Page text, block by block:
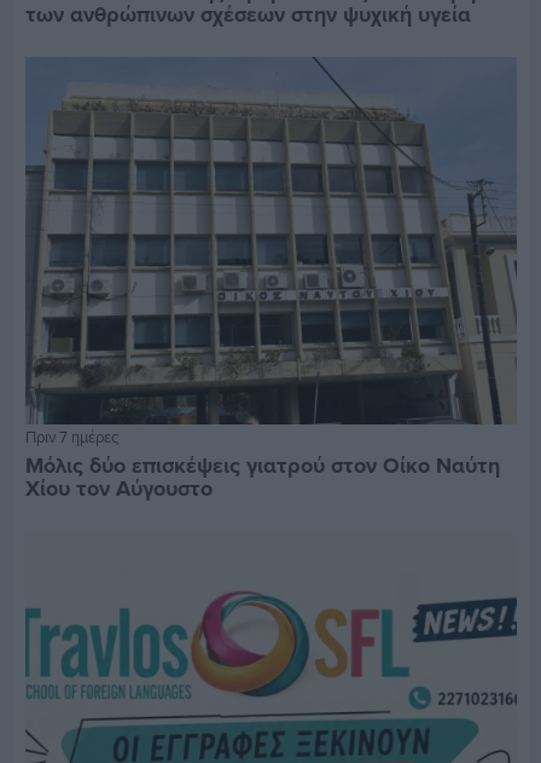
των ανθρώπινων σχέσεων στην ψυχική υγεία
Πριν 7 ημέρες
Μόλις δύο επισκέψεις γιατρού στον Οίκο Ναύτη
Χίου τον Αύγουστο